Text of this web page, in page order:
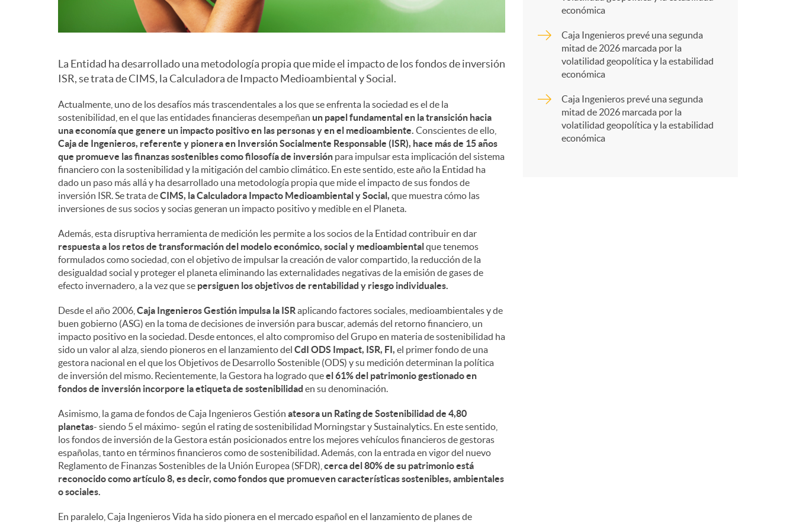
La Entidad ha desarrollado una metodología propia que mide el impacto de los fondos de inversión
ISR, se trata de CIMS, la Calculadora de Impacto Medioambiental y Social.
Actualmente, uno de los desafíos más trascendentales a los que se enfrenta la sociedad es el de la
sostenibilidad, en el que las entidades financieras desempeñan un papel fundamental en la transición hacia
una economía que genere un impacto positivo en las personas y en el medioambiente. Conscientes de ello,
Caja de Ingenieros, referente y pionera en Inversión Socialmente Responsable (ISR), hace más de 15 años
que promueve las finanzas sostenibles como filosofía de inversión para impulsar esta implicación del sistema
financiero con la sostenibilidad y la mitigación del cambio climático. En este sentido, este año la Entidad ha
dado un paso más allá y ha desarrollado una metodología propia que mide el impacto de sus fondos de
inversión ISR. Se trata deCIMS, la Calculadora Impacto Medioambiental y Social, que muestra cómo las
inversiones de sus socios y socias generan un impacto positivo y medible en el Planeta.
Además, esta disruptiva herramienta de medición les permite a los socios de la Entidad contribuir en dar
respuesta a los retos de transformación del modelo económico, social y medioambientalque tenemos
formulados como sociedad, con el objetivo de impulsar la creación de valor compartido, la reducción de la
desigualdad social y proteger el planeta eliminando las externalidades negativas de la emisión de gases de
efecto invernadero, a la vez que se persiguen los objetivos de rentabilidad y riesgo individuales.
Desde el año 2006, Caja Ingenieros Gestión impulsa la ISRaplicando factores sociales, medioambientales y de
buen gobierno (ASG) en la toma de decisiones de inversión para buscar, además del retorno financiero, un
impacto positivo en la sociedad. Desde entonces, el alto compromiso del Grupo en materia de sostenibilidad ha
sido un valor al alza, siendo pioneros en el lanzamiento del CdI ODS Impact, ISR, FI, el primer fondo de una
gestora nacional en el que los Objetivos de Desarrollo Sostenible (ODS) y su medición determinan la política
de inversión del mismo. Recientemente, la Gestora ha logrado queel 61% del patrimonio gestionado en
fondos de inversión incorpore la etiqueta de sostenibilidad en su denominación.
Asimismo, la gama de fondos de Caja Ingenieros Gestión atesora un Rating de Sostenibilidad de 4,80
planetas- siendo 5 el máximo- según el rating de sostenibilidad Morningstar y Sustainalytics. En este sentido,
los fondos de inversión de la Gestora están posicionados entre los mejores vehículos financieros de gestoras
españolas, tanto en términos financieros como de sostenibilidad. Además, con la entrada en vigor del nuevo
Reglamento de Finanzas Sostenibles de la Unión Europea (SFDR), cerca del 80% de su patrimonio está
reconocido como artículo 8, es decir, como fondos que promueven características sostenibles, ambientales
o sociales.
En paralelo, Caja Ingenieros Vida ha sido pionera en el mercado español en el lanzamiento de planes de
económica
Caja Ingenieros prevé una segunda
mitad de 2026 marcada por la
volatilidad geopolítica y la estabilidad
económica
Caja Ingenieros prevé una segunda
mitad de 2026 marcada por la
volatilidad geopolítica y la estabilidad
económica